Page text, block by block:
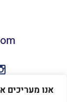
אנו מעריכים